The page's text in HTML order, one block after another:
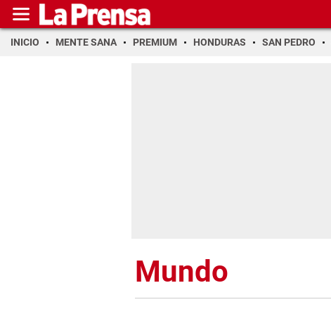
INICIO MENTE SANA PREMIUM HONDURAS SAN PEDRO
Mundo